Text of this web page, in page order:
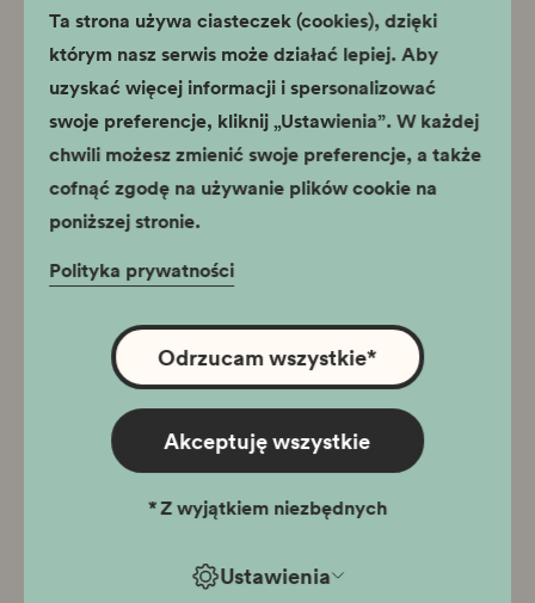
Ta strona używa ciasteczek (cookies), dzięki
którym nasz serwis może działać lepiej. Aby
uzyskać więcej informacji i spersonalizować
swoje preferencje, kliknij „Ustawienia”. W każdej
chwili możesz zmienić swoje preferencje, a także
cofnąć zgodę na używanie plików cookie na
poniższej stronie.
Polityka prywatności
Ustawienia
Odrzucam wszystkie*
Akceptuję wszystkie
*Z wyjątkiem niezbędnych
To wszystko jest wykonane z wielkim staraniem. Dzięki
oraz filmowych rekonstrukcji, materiałów imitujących
prawdziwe albo prawdziwych, jak np. żwir rozsypany na
podłodze sali obozu koncentracyjnym w Płaszowie,
narracja tego muzeum jest niebywale gęsta. (...)
Gazeta Wyborcza 13.06.2010 - "Obok tej
wystawy nie da się przejść obojętnie"
Bartosz Piłat
"Pracownicy Muzeum Historycznego miasta Krakowa
mogą być z siebie dumni. Na ul. Lipowej 4 stworzyli
jedną z najlepszych ekspozycji w Polsce. Kraków - czas
wystawie nie da się przejść obojętnie.
Jeśli chcesz znaleźć wśród 28 sal najnowszego dziecka
MHK, czyli wystawy Czas okupacji na Zabłociu, tę jedną